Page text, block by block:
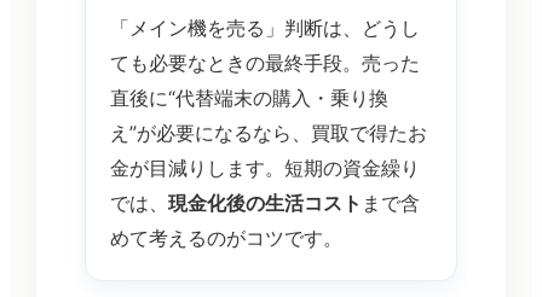
「メイン機を売る」判断は、どうし
ても必要なときの最終手段。売った
直後に“代替端末の購入・乗り換
え”が必要になるなら、買取で得たお
金が目減りします。短期の資金繰り
では、 現金化後の生活コスト まで含
めて考えるのがコツです。